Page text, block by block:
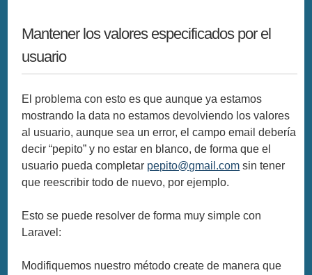
Mantener los valores especificados por el
usuario
El problema con esto es que aunque ya estamos
mostrando la data no estamos devolviendo los valores
al usuario, aunque sea un error, el campo email debería
decir “pepito” y no estar en blanco, de forma que el
usuario pueda completar pepito@gmail.com sin tener
que reescribir todo de nuevo, por ejemplo.
Esto se puede resolver de forma muy simple con
Laravel:
Modifiquemos nuestro método create de manera que